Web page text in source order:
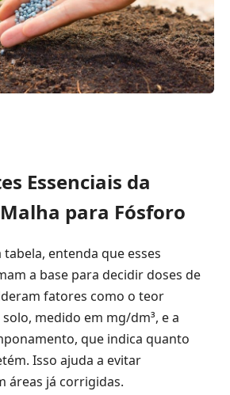
Essenciais da
para Fósforo
entenda que esses
a base para decidir doses de
fatores como o teor
medido em mg/dm³, e a
que indica quanto
Isso ajuda a evitar
áreas já corrigidas.